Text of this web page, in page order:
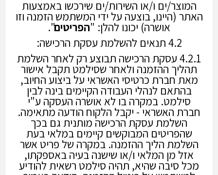
המוצר/ים ו/או השירות/ים שירכשו באמצעות
האתר (היינו, בוצעה על ידי המשתמש הזמנה וזו
אושרה) יכונו להלן: "הפריטים".
4.2 תנאים להשלמת עסקת הרכישה:
4.2.1 עסקת הרכישה תבוצע רק לאחר השלמת
תהליך ההזמנה ולאחר שסילמט תקבל אישור
מאת חברת כרטיסי האשראי על ביצוע החיוב,
בהתאם לנהלי העבודה הקיימים בינה לבין
סילמט. במקרה בו לא אושרה העסקה ע"י
חברת האשראי - יקבל הלקוח הודעה מתאימה.
השלמת עסקת הרכישה מותנית גם בכך
שהפריטים המבוקשים קיימים במלאי בעת
השלמת הליך ההזמנה. במקרה של פריט אשר
אזל מן המלאי ו/או שישנה בעיה באספקתו,
מכל סיבה שהיא, תהיה סילמט רשאית להודיע